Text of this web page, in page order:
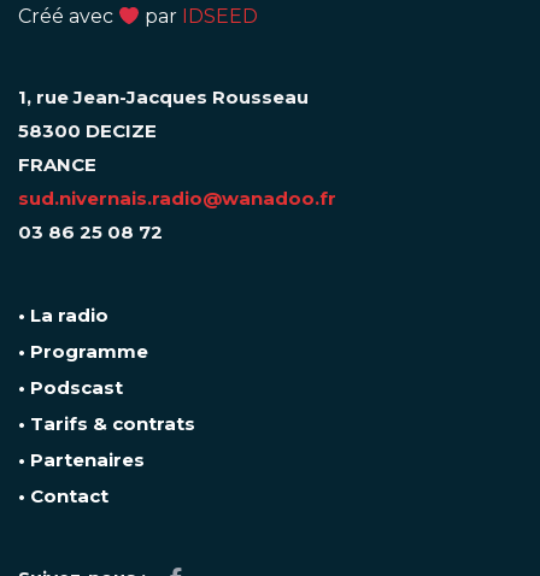
Créé avec
par IDSEED
1, rue Jean-Jacques Rousseau
58300 DECIZE
FRANCE
sud.nivernais.radio@wanadoo.fr
03 86 25 08 72
• La radio
• Programme
• Podscast
• Tarifs & contrats
• Partenaires
• Contact